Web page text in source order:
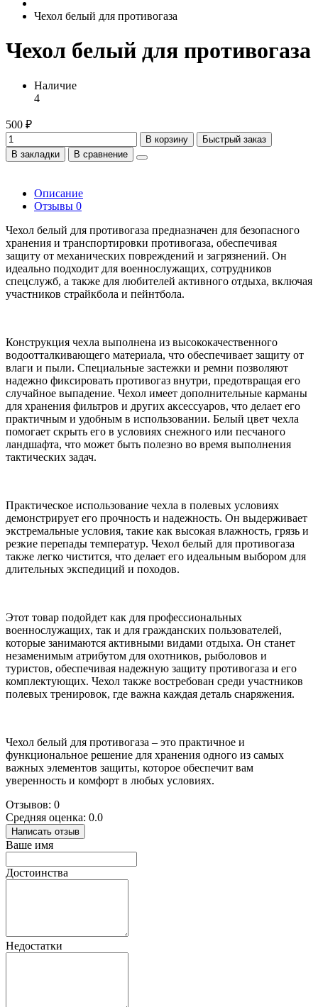
Чехол белый для противогаза
Чехол белый для противогаза
Наличие
4
500 ₽
В корзину
Быстрый заказ
В закладки
В сравнение
Описание
Отзывы 0
Чехол белый для противогаза предназначен для безопасного
хранения и транспортировки противогаза, обеспечивая
защиту от механических повреждений и загрязнений. Он
идеально подходит для военнослужащих, сотрудников
спецслужб, а также для любителей активного отдыха, включая
участников страйкбола и пейнтбола.
Конструкция чехла выполнена из высококачественного
водоотталкивающего материала, что обеспечивает защиту от
влаги и пыли. Специальные застежки и ремни позволяют
надежно фиксировать противогаз внутри, предотвращая его
случайное выпадение. Чехол имеет дополнительные карманы
для хранения фильтров и других аксессуаров, что делает его
практичным и удобным в использовании. Белый цвет чехла
помогает скрыть его в условиях снежного или песчаного
ландшафта, что может быть полезно во время выполнения
тактических задач.
Практическое использование чехла в полевых условиях
демонстрирует его прочность и надежность. Он выдерживает
экстремальные условия, такие как высокая влажность, грязь и
резкие перепады температур. Чехол белый для противогаза
также легко чистится, что делает его идеальным выбором для
длительных экспедиций и походов.
Этот товар подойдет как для профессиональных
военнослужащих, так и для гражданских пользователей,
которые занимаются активными видами отдыха. Он станет
незаменимым атрибутом для охотников, рыболовов и
туристов, обеспечивая надежную защиту противогаза и его
комплектующих. Чехол также востребован среди участников
полевых тренировок, где важна каждая деталь снаряжения.
Чехол белый для противогаза – это практичное и
функциональное решение для хранения одного из самых
важных элементов защиты, которое обеспечит вам
уверенность и комфорт в любых условиях.
Отзывов: 0
Средняя оценка: 0.0
Написать отзыв
Ваше имя
Достоинства
Недостатки